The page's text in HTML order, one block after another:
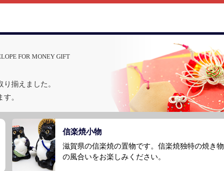
FOR MONEY GIFT
揃えました。
。
信楽焼小物
滋賀県の信楽焼の置物です。信楽焼独特の焼き物
の風合いをお楽しみください。